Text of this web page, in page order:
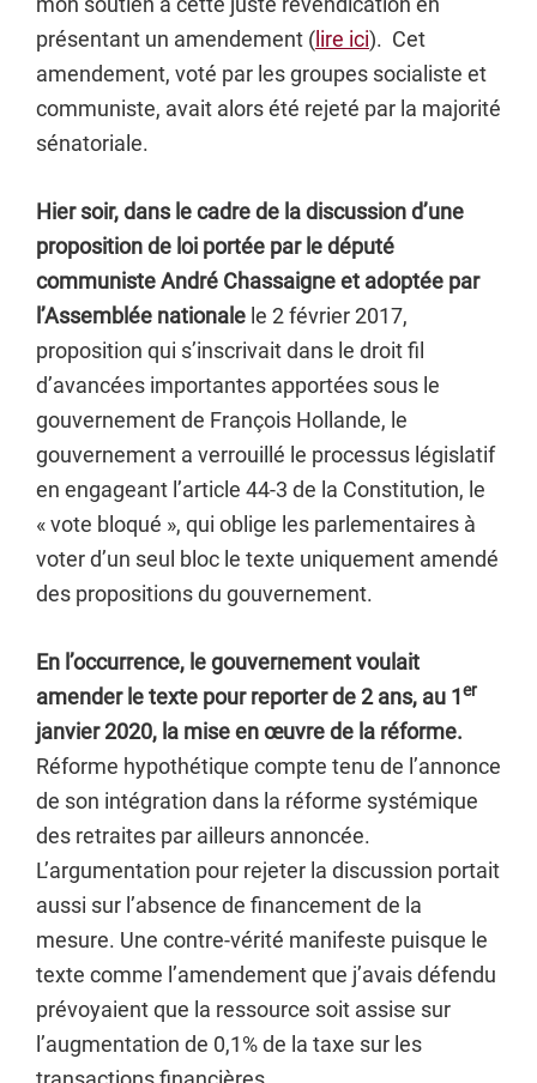
présentant un amendement (lire ici). Cet
amendement, voté par les groupes socialiste et
communiste, avait alors été rejeté par la majorité
sénatoriale.
Hier soir, dans le cadre de la discussion d’une
proposition de loi portée par le député
communiste André Chassaigne et adoptée par
l’Assemblée nationale le 2 février 2017,
proposition qui s’inscrivait dans le droit fil
d’avancées importantes apportées sous le
gouvernement de François Hollande, le
gouvernement a verrouillé le processus législatif
en engageant l’article 44-3 de la Constitution, le
« vote bloqué », qui oblige les parlementaires à
voter d’un seul bloc le texte uniquement amendé
des propositions du gouvernement.
En l’occurrence, le gouvernement voulait
amender le texte pour reporter de 2 ans, au 1er
janvier 2020, la mise en œuvre de la réforme.
Réforme hypothétique compte tenu de l’annonce
de son intégration dans la réforme systémique
des retraites par ailleurs annoncée.
L’argumentation pour rejeter la discussion portait
aussi sur l’absence de financement de la
mesure. Une contre-vérité manifeste puisque le
texte comme l’amendement que j’avais défendu
prévoyaient que la ressource soit assise sur
l’augmentation de 0,1% de la taxe sur les